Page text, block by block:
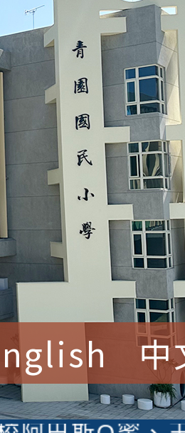
中
參加桃園市中
教師榮獲社
阿巴斯O蜜、